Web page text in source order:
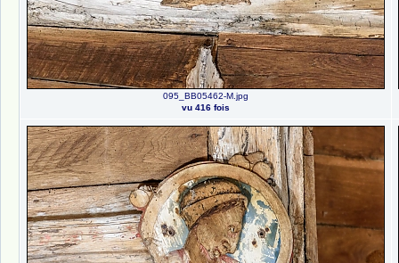
095_BB05462-M.jpg
vu 416 fois